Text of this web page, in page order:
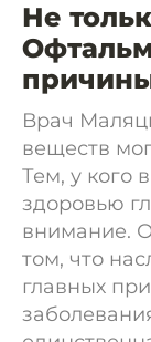
Не
Врач
веществ
Тем, у кого
здоровью
внимание.
том, что
главных